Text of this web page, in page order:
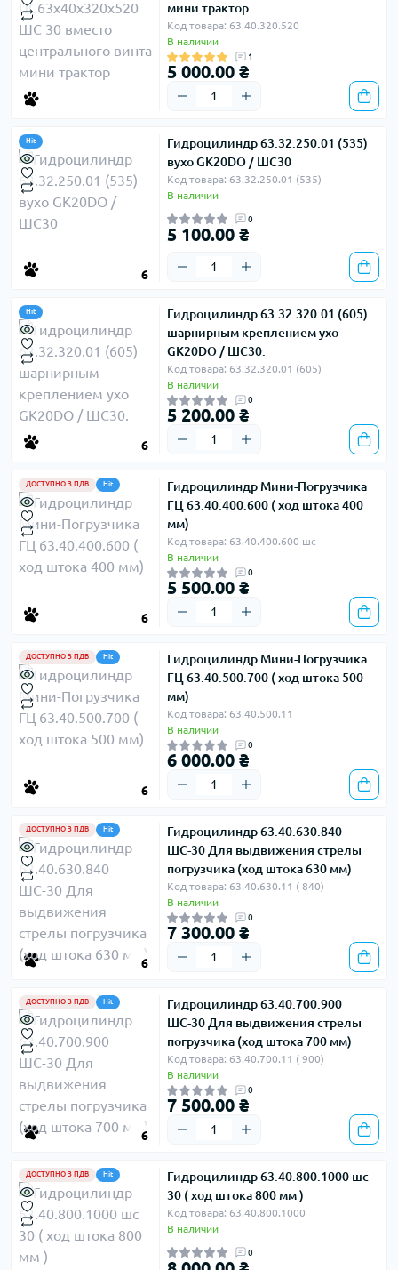
мини трактор
Код товара: 63.40.320.520
В наличии
1
5 000.00 ₴
Hit
6
Гидроцилиндр 63.32.250.01 (535)
вухо GK20DO / ШС30
Код товара: 63.32.250.01 (535)
В наличии
0
5 100.00 ₴
Hit
6
Гидроцилиндр 63.32.320.01 (605)
шарнирным креплением ухо
GK20DO / ШС30.
Код товара: 63.32.320.01 (605)
В наличии
0
5 200.00 ₴
ДОСТУПНО З ПДВ Hit
6
Гидроцилиндр Мини-Погрузчика
ГЦ 63.40.400.600 ( ход штока 400
мм)
Код товара: 63.40.400.600 шс
В наличии
0
5 500.00 ₴
ДОСТУПНО З ПДВ Hit
6
Гидроцилиндр Мини-Погрузчика
ГЦ 63.40.500.700 ( ход штока 500
мм)
Код товара: 63.40.500.11
В наличии
0
6 000.00 ₴
ДОСТУПНО З ПДВ Hit
6
Гидроцилиндр 63.40.630.840
ШС-30 Для выдвижения стрелы
погрузчика (ход штока 630 мм)
Код товара: 63.40.630.11 ( 840)
В наличии
0
7 300.00 ₴
ДОСТУПНО З ПДВ Hit
6
Гидроцилиндр 63.40.700.900
ШС-30 Для выдвижения стрелы
погрузчика (ход штока 700 мм)
Код товара: 63.40.700.11 ( 900)
В наличии
0
7 500.00 ₴
ДОСТУПНО З ПДВ Hit
Гидроцилиндр 63.40.800.1000 шс
30 ( ход штока 800 мм )
Код товара: 63.40.800.1000
В наличии
0